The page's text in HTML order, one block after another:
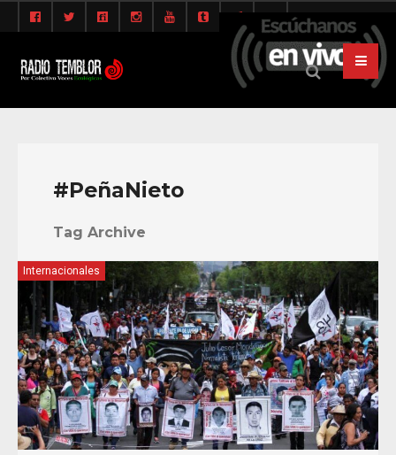
#PeñaNieto
Tag Archive
Internacionales